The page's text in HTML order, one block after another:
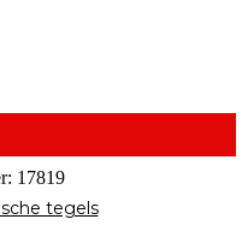
17819
tegels